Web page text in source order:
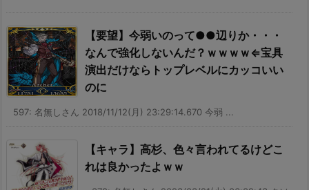
【要望】今弱いのって●●辺りか・・・
なんで強化しないんだ？ｗｗｗｗ⇐宝具
演出だけならトップレベルにカッコいい
のに
597: 名無しさん 2018/11/12(月) 23:29:14.670 今弱 ...
【キャラ】高杉、色々言われてるけどこ
れは良かったよｗｗ